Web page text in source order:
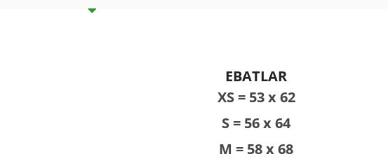
EBATLAR
XS = 53 x 62
S = 56 x 64
M = 58 x 68